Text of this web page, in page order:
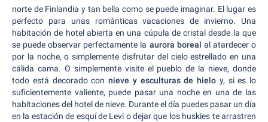
norte de Finlandia y tan bella como se puede imaginar. El lugar es
perfecto para unas románticas vacaciones de invierno. Una
habitación de hotel abierta en una cúpula de cristal desde la que
se puede observar perfectamente la aurora boreal al atardecer o
por la noche, o simplemente disfrutar del cielo estrellado en una
cálida cama. O simplemente visite el pueblo de la nieve, donde
todo está decorado con nieve y esculturas de hielo y, si es lo
suficientemente valiente, puede pasar una noche en una de las
habitaciones del hotel de nieve. Durante el día puedes pasar un día
en la estación de esquí de Levi o dejar que los huskies te arrastren